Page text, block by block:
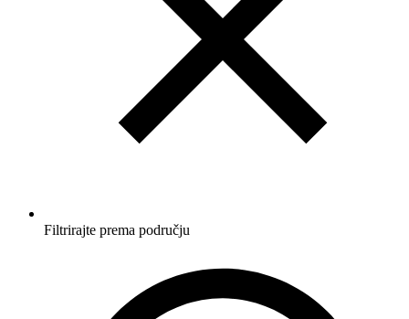
Filtrirajte prema području